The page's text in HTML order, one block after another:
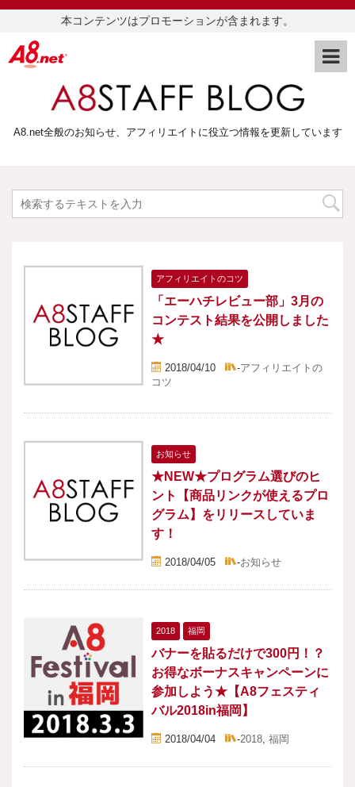
本コンテンツはプロモーションが含まれます。
A8.net全般のお知らせ、アフィリエイトに役立つ情報を更新しています
アフィリエイトのコツ
「エーハチレビュー部」3月の
コンテスト結果を公開しました
★
2018/04/10 -アフィリエイトの
コツ
お知らせ
★NEW★プログラム選びのヒ
ント【商品リンクが使えるプロ
グラム】をリリースしていま
す！
2018/04/05 -お知らせ
2018 福岡
バナーを貼るだけで300円！？
お得なボーナスキャンペーンに
参加しよう★【A8フェスティ
バル2018in福岡】
2018/04/04 -2018, 福岡